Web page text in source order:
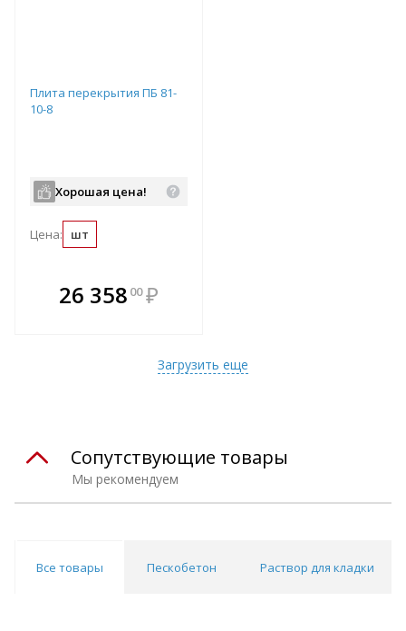
Плита перекрытия ПБ 81-
10-8
Хорошая цена!
Цена: шт
26 358 00 ₽
Загрузить еще
Мы рекомендуем
Сопутствующие товары
Все товары Пескобетон Раствор для кладки